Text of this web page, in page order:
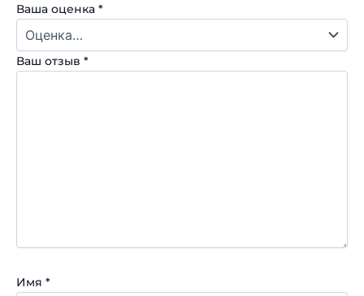
Ваша оценка *
Ваш отзыв *
Имя *